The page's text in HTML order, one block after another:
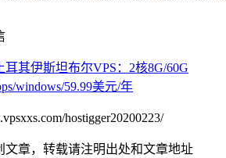
耳其伊斯坦布尔VPS：2核8G/60G
windows/59.99美元/年
hostigger20200223/
文章，转载请注明出处和文章地址